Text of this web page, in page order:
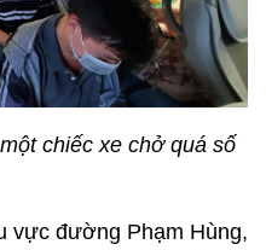
chiếc xe chở quá số
vực đường Phạm Hùng,